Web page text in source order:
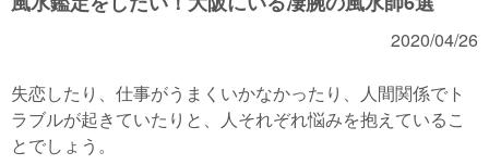
2020/04/26
失恋したり、仕事がうまくいかなかったり、人間関係でト
ラブルが起きていたりと、人それぞれ悩みを抱えているこ
とでしょう。